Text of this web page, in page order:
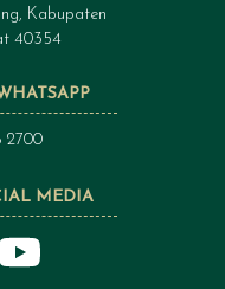
MEDIA
2700
Kabupaten
40354